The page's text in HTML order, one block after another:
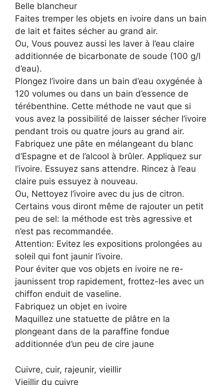
Belle blancheur
Faites tremper les objets en ivoire dans un bain
de lait et faites sécher au grand air.
Ou, Vous pouvez aussi les laver à l’eau claire
additionnée de bicarbonate de soude (100 g/l
d’eau).
Plongez l’ivoire dans un bain d’eau oxygénée à
120 volumes ou dans un bain d’essence de
térébenthine. Cette méthode ne vaut que si
vous avez la possibilité de laisser sécher l’ivoire
pendant trois ou quatre jours au grand air.
Fabriquez une pâte en mélangeant du blanc
d’Espagne et de l’alcool à brûler. Appliquez sur
l’ivoire. Essuyez sans attendre. Rincez à l’eau
claire puis essuyez à nouveau.
Ou, Nettoyez l’ivoire avec du jus de citron.
Certains vous diront même de rajouter un petit
peu de sel: la méthode est très agressive et
n’est pas recommandée.
Attention: Evitez les expositions prolongées au
soleil qui font jaunir l’ivoire.
Pour éviter que vos objets en ivoire ne re-
jaunissent trop rapidement, frottez-les avec un
chiffon enduit de vaseline.
Fabriquez un objet en ivoire
Maquillez une statuette de plâtre en la
plongeant dans de la paraffine fondue
additionnée d’un peu de cire jaune
Cuivre, cuir, rajeunir, vieillir
Vieillir du cuivre